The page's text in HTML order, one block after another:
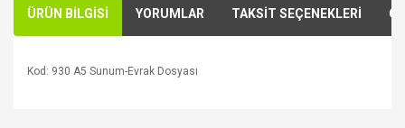
ÜRÜN BİLGİSİ YORUMLAR TAKSİT SEÇENEKLERİ
Kod: 930 A5 Sunum-Evrak Dosyası